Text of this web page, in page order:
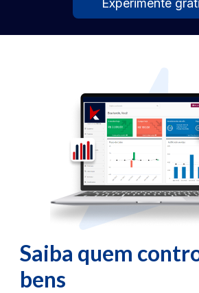
Experimente
Saiba quem
bens